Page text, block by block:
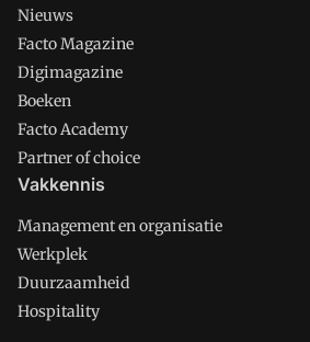
Nieuws
Facto Magazine
Digimagazine
Boeken
Facto Academy
Partner of choice
Vakkennis
Management en organisatie
Werkplek
Duurzaamheid
Hospitality